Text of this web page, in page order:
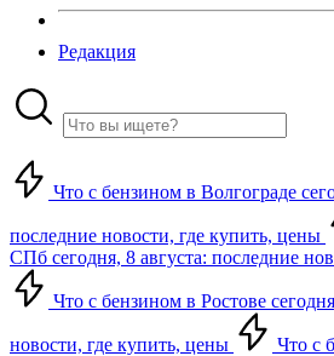
Редакция
Что с бензином в Волгограде
последние новости, где купить, цены
СПб сегодня, 8 августа: последние
Что с бензином в Ростове
новости, где купить, цены Что с